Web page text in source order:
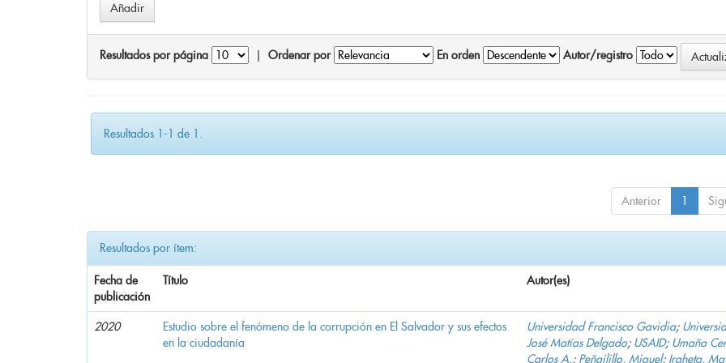
Resultados por página Ordenar por En orden Autor/registro
Resultados 1-1 de 1.
Anterior 1
Resultados por ítem:
Fecha de
publicación
Título Autor(es)
2020
Estudio sobre el fenómeno de la corrupción en El Salvador y sus efectos
en la ciudadanía
Universidad Francisco Gavidia;
José Matías Delgado; USAID; Umaña
Carlos A.; Peñailillo, Miguel; Iraheta,